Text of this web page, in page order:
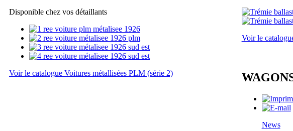
Disponible chez vos détaillants
Voir le catalogue Voitures métallisées PLM (série 2)
Voir le
News